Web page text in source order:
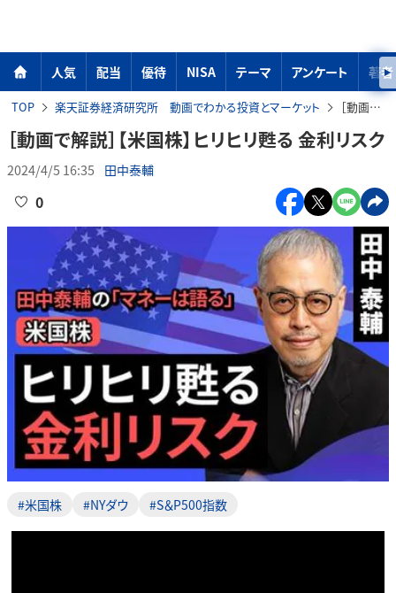
人気 配当 優待 NISA テーマ アンケート 著者
TOP 楽天証券経済研究所 動画でわかる投資とマーケット ［動画で解説］【米国株】ヒリヒリ甦る 金利リスク
［動画で解説］【米国株】ヒリヒリ甦る 金利リスク
2024/4/5 16:35 田中泰輔
0
#米国株 #NYダウ #S＆P500指数